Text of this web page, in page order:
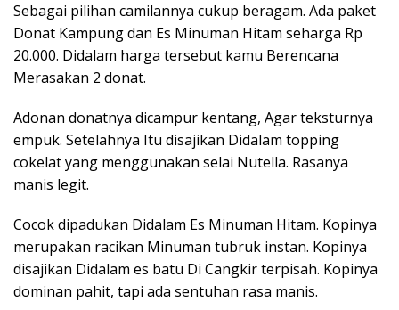
Sebagai pilihan camilannya cukup beragam. Ada paket
Donat Kampung dan Es Minuman Hitam seharga Rp
20.000. Didalam harga tersebut kamu Berencana
Merasakan 2 donat.
Adonan donatnya dicampur kentang, Agar teksturnya
empuk. Setelahnya Itu disajikan Didalam topping
cokelat yang menggunakan selai Nutella. Rasanya
manis legit.
Cocok dipadukan Didalam Es Minuman Hitam. Kopinya
merupakan racikan Minuman tubruk instan. Kopinya
disajikan Didalam es batu Di Cangkir terpisah. Kopinya
dominan pahit, tapi ada sentuhan rasa manis.